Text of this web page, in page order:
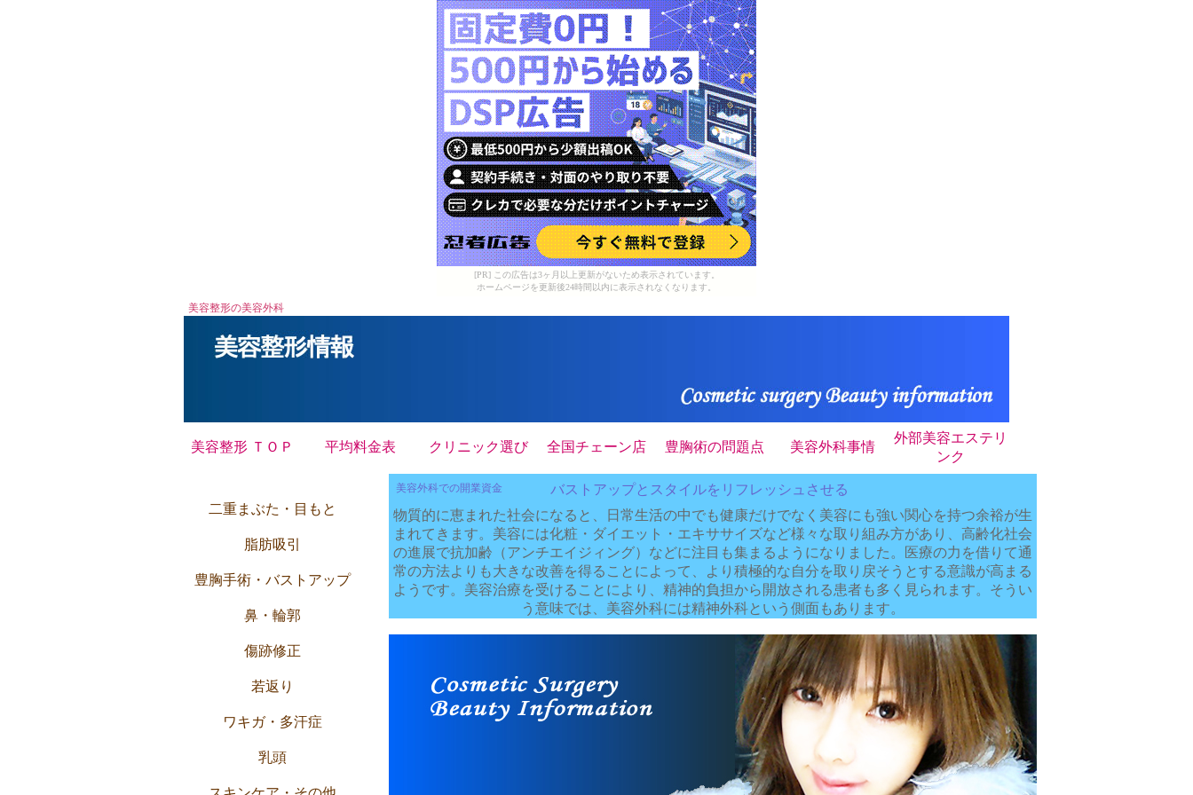
[PR] この広告は3ヶ月以上更新がないため表示されています。
ホームページを更新後24時間以内に表示されなくなります。
美容整形の美容外科
美容整形 ＴＯＰ 平均料金表 クリニック選び 全国チェーン店 豊胸術の問題点 美容外科事情
外部美容エステリ
ンク
二重まぶた・目もと
脂肪吸引
豊胸手術・バストアップ
鼻・輪郭
傷跡修正
若返り
ワキガ・多汗症
乳頭
美容外科での開業資金
バストアップとスタイルをリフレッシュさせる
物質的に恵まれた社会になると、日常生活の中でも健康だけでなく美容にも強い関心を持つ余裕が生
まれてきます。美容には化粧・ダイエット・エキササイズなど様々な取り組み方があり、高齢化社会
の進展で抗加齢（アンチエイジィング）などに注目も集まるようになりました。医療の力を借りて通
常の方法よりも大きな改善を得ることによって、より積極的な自分を取り戻そうとする意識が高まる
ようです。美容治療を受けることにより、精神的負担から開放される患者も多く見られます。そうい
う意味では、美容外科には精神外科という側面もあります。